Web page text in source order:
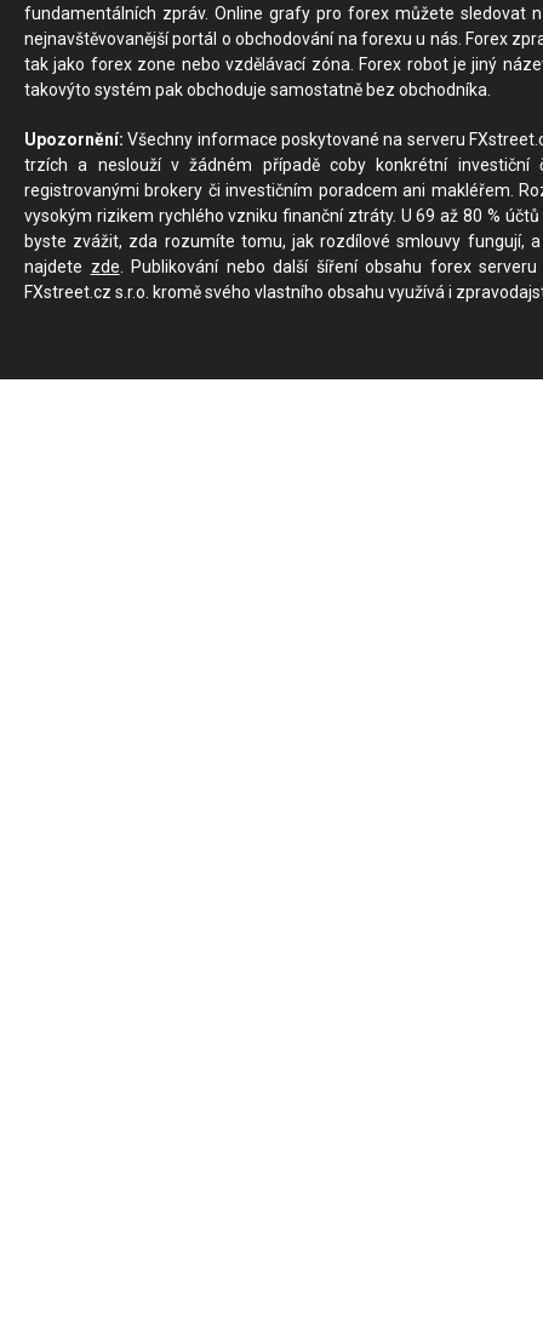
fundamentálních zpráv. Online grafy pro forex můžete sledovat
nejnavštěvovanější portál o obchodování na forexu u nás. Forex
tak jako forex zone nebo vzdělávací zóna. Forex robot je jiný
takovýto systém pak obchoduje samostatně bez obchodníka.
Upozornění: Všechny informace poskytované na serveru
trzích a neslouží v žádném případě coby konkrétní investiční
registrovanými brokery či investičním poradcem ani makléřem.
vysokým rizikem rychlého vzniku finanční ztráty. U 69 až 80 %
byste zvážit, zda rozumíte tomu, jak rozdílové smlouvy fungují,
najdete zde. Publikování nebo další šíření obsahu forex
FXstreet.cz s.r.o. kromě svého vlastního obsahu využívá i